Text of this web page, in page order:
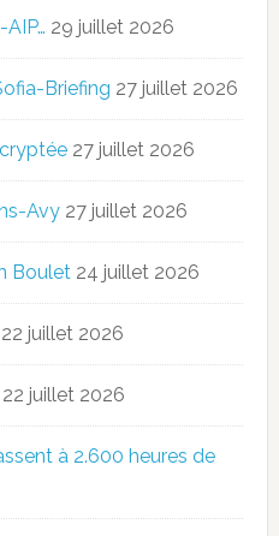
29 juillet 2026
Briefing 27 juillet 2026
27 juillet 2026
Avy 27 juillet 2026
Boulet 24 juillet 2026
22 juillet 2026
22 juillet 2026
à 2.600 heures de